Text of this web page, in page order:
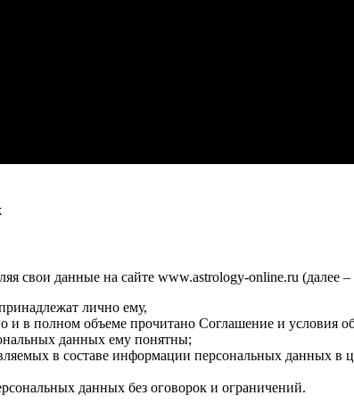
свои данные на сайте www.astrology-online.ru (далее
лично ему,
и в полном объеме прочитано Соглашение и условия
данных ему понятны;
в составе информации персональных данных
данных без оговорок и ограничений.